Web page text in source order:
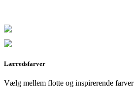
Lærredsfarver
Vælg mellem flotte og inspirerende farver